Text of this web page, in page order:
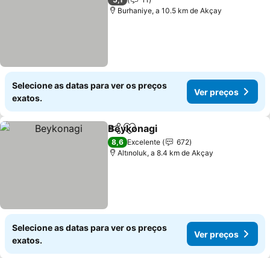
Burhaniye, a 10.5 km de Akçay
Selecione as datas para ver os preços
exatos.
Ver preços
PartilharAdicionar aos favoritos
Beykonagi
8,6 Excelente
672
Altınoluk, a 8.4 km de Akçay
Selecione as datas para ver os preços
exatos.
Ver preços